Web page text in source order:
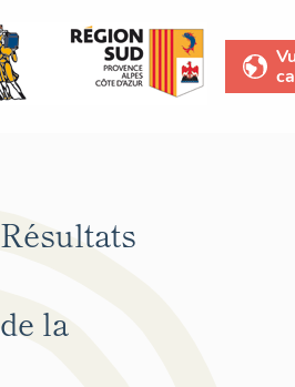
Résultats
de la